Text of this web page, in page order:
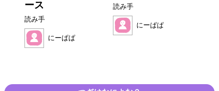
ース
読み手
にーぱぱ
読み手
にーぱぱ